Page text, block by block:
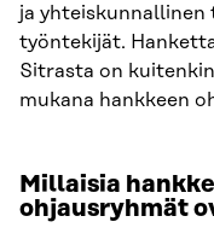
ja
työntekijät.
Sitrasta on
mukana hankkeen
Millaisia
ohjausryhmät